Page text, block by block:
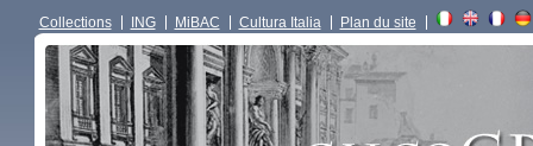
Collections ING MiBAC Cultura Italia Plan du site